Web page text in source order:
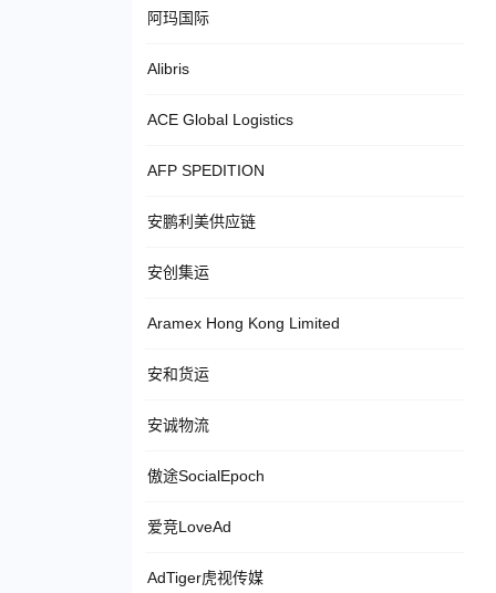
阿玛国际
Alibris
ACE Global Logistics
AFP SPEDITION
安鹏利美供应链
安创集运
Aramex Hong Kong Limited
安和货运
安诚物流
傲途SocialEpoch
爱竞LoveAd
AdTiger虎视传媒